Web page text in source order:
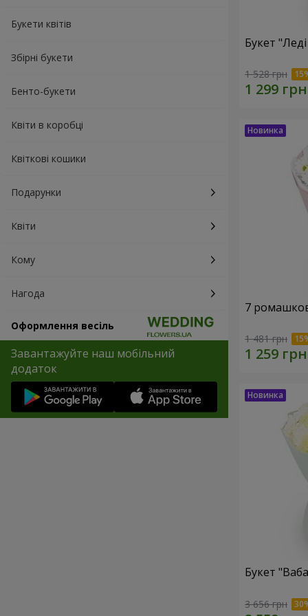
Букети квітів
Збірні букети
Бенто-букети
Квіти в коробці
Квіткові кошики
Подарунки
Квіти
Кому
Нагода
Оформлення весіль
Завантажуйте наш мобільний
додаток
Букет
1 528 грн
7
1 481 грн
Букет
3 656 грн